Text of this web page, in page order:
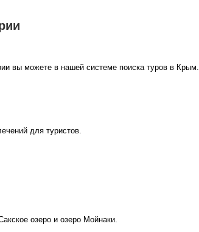
вы можете в нашей системе поиска туров в Крым.
для туристов.
озеро и озеро Мойнаки.